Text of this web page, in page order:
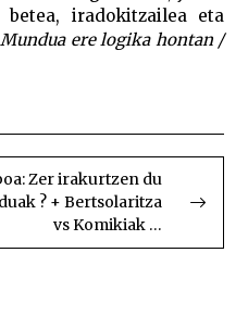
iradokitzailea eta
ere logika hontan /
Zer irakurtzen du
? + Bertsolaritza
vs Komikiak …